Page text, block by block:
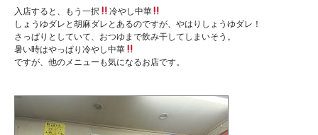
入店すると、もう一択
冷やし中華
しょうゆダレと胡麻ダレとあるのですが、やはりしょうゆダレ！
さっぱりとしていて、おつゆまで飲み干してしまいそう。
暑い時はやっぱり冷やし中華
ですが、他のメニューも気になるお店です。